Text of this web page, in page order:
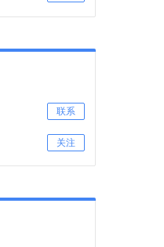
联系
关注